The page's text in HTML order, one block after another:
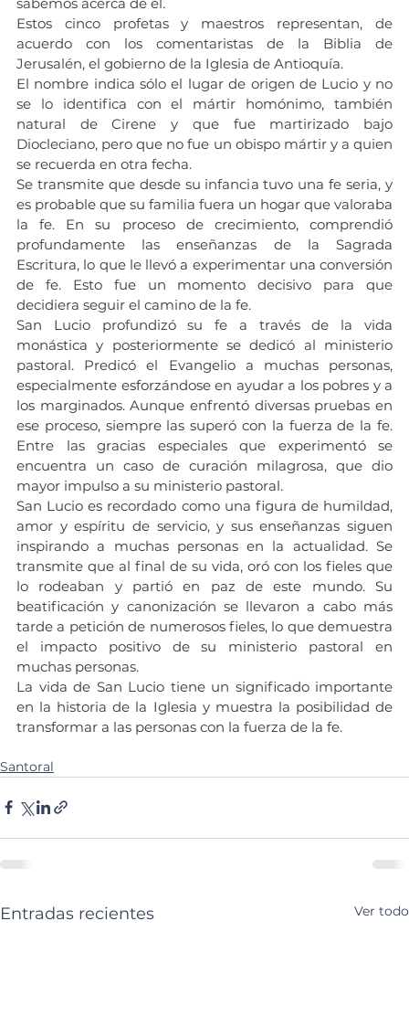
Estos cinco profetas y maestros representan, de
acuerdo con los comentaristas de la Biblia de
Jerusalén, el gobierno de la Iglesia de Antioquía.
El nombre indica sólo el lugar de origen de Lucio y no
se lo identifica con el mártir homónimo, también
natural de Cirene y que fue martirizado bajo
Diocleciano, pero que no fue un obispo mártir y a quien
se recuerda en otra fecha.
Se transmite que desde su infancia tuvo una fe seria, y
es probable que su familia fuera un hogar que valoraba
la fe. En su proceso de crecimiento, comprendió
profundamente las enseñanzas de la Sagrada
Escritura, lo que le llevó a experimentar una conversión
de fe. Esto fue un momento decisivo para que
decidiera seguir el camino de la fe.
San Lucio profundizó su fe a través de la vida
monástica y posteriormente se dedicó al ministerio
pastoral. Predicó el Evangelio a muchas personas,
especialmente esforzándose en ayudar a los pobres y a
los marginados. Aunque enfrentó diversas pruebas en
ese proceso, siempre las superó con la fuerza de la fe.
Entre las gracias especiales que experimentó se
encuentra un caso de curación milagrosa, que dio
mayor impulso a su ministerio pastoral.
San Lucio es recordado como una figura de humildad,
amor y espíritu de servicio, y sus enseñanzas siguen
inspirando a muchas personas en la actualidad. Se
transmite que al final de su vida, oró con los fieles que
lo rodeaban y partió en paz de este mundo. Su
beatificación y canonización se llevaron a cabo más
tarde a petición de numerosos fieles, lo que demuestra
el impacto positivo de su ministerio pastoral en
muchas personas.
La vida de San Lucio tiene un significado importante
en la historia de la Iglesia y muestra la posibilidad de
transformar a las personas con la fuerza de la fe.
Santoral
Entradas recientes Ver todo